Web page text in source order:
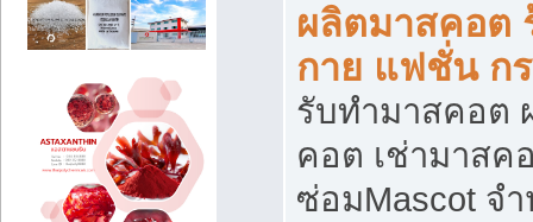
ผลิตมาสคอต
กาย แฟชั่น กร
รับทำมาสคอต
คอต เช่ามาสค
ซ่อมMascot จ